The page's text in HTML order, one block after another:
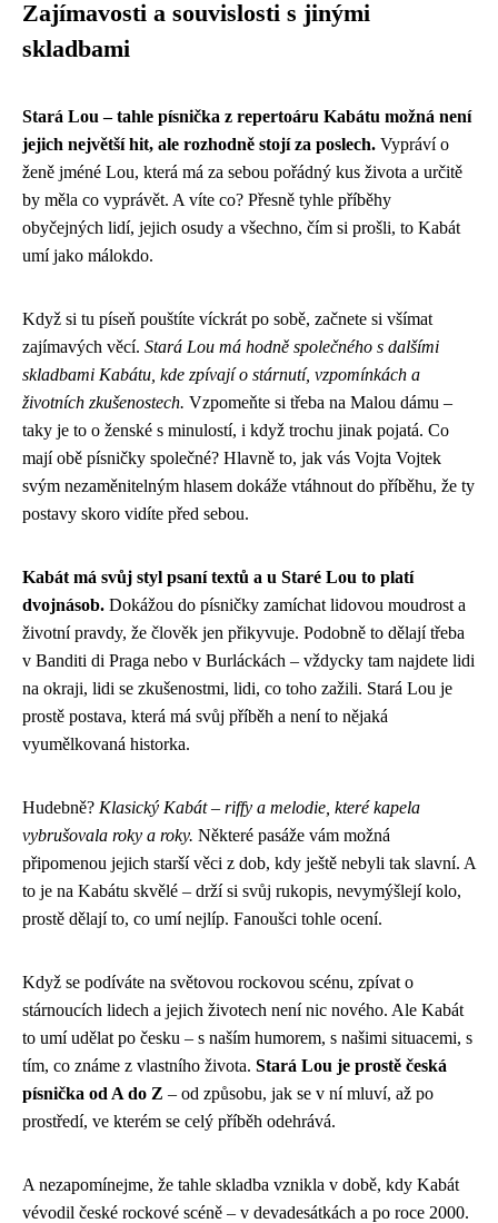
Zajímavosti a souvislosti s jinými
skladbami
Stará Lou – tahle písnička z repertoáru Kabátu možná není
jejich největší hit, ale rozhodně stojí za poslech. Vypráví o
ženě jméné Lou, která má za sebou pořádný kus života a určitě
by měla co vyprávět. A víte co? Přesně tyhle příběhy
obyčejných lidí, jejich osudy a všechno, čím si prošli, to Kabát
umí jako málokdo.
Když si tu píseň pouštíte víckrát po sobě, začnete si všímat
zajímavých věcí. Stará Lou má hodně společného s dalšími
skladbami Kabátu, kde zpívají o stárnutí, vzpomínkách a
životních zkušenostech. Vzpomeňte si třeba na Malou dámu –
taky je to o ženské s minulostí, i když trochu jinak pojatá. Co
mají obě písničky společné? Hlavně to, jak vás Vojta Vojtek
svým nezaměnitelným hlasem dokáže vtáhnout do příběhu, že ty
postavy skoro vidíte před sebou.
Kabát má svůj styl psaní textů a u Staré Lou to platí
dvojnásob. Dokážou do písničky zamíchat lidovou moudrost a
životní pravdy, že člověk jen přikyvuje. Podobně to dělají třeba
v Banditi di Praga nebo v Burláckách – vždycky tam najdete lidi
na okraji, lidi se zkušenostmi, lidi, co toho zažili. Stará Lou je
prostě postava, která má svůj příběh a není to nějaká
vyumělkovaná historka.
Hudebně? Klasický Kabát – riffy a melodie, které kapela
vybrušovala roky a roky. Některé pasáže vám možná
připomenou jejich starší věci z dob, kdy ještě nebyli tak slavní. A
to je na Kabátu skvělé – drží si svůj rukopis, nevymýšlejí kolo,
prostě dělají to, co umí nejlíp. Fanoušci tohle ocení.
Když se podíváte na světovou rockovou scénu, zpívat o
stárnoucích lidech a jejich životech není nic nového. Ale Kabát
to umí udělat po česku – s naším humorem, s našimi situacemi, s
tím, co známe z vlastního života. Stará Lou je prostě česká
písnička od A do Z – od způsobu, jak se v ní mluví, až po
prostředí, ve kterém se celý příběh odehrává.
A nezapomínejme, že tahle skladba vznikla v době, kdy Kabát
vévodil české rockové scéně – v devadesátkách a po roce 2000.